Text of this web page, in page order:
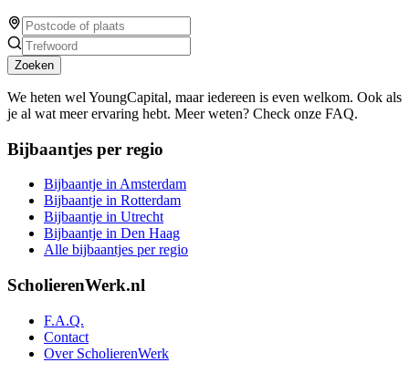
Zoeken
We heten wel YoungCapital, maar iedereen is even welkom. Ook als
je al wat meer ervaring hebt. Meer weten? Check onze FAQ.
Bijbaantjes per regio
Bijbaantje in Amsterdam
Bijbaantje in Rotterdam
Bijbaantje in Utrecht
Bijbaantje in Den Haag
Alle bijbaantjes per regio
ScholierenWerk.nl
F.A.Q.
Contact
Over ScholierenWerk